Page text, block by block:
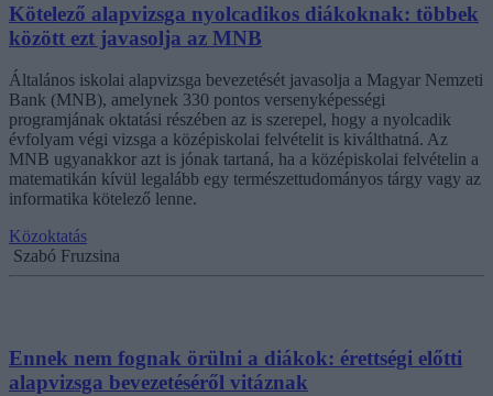
Kötelező alapvizsga nyolcadikos diákoknak: többek
között ezt javasolja az MNB
Általános iskolai alapvizsga bevezetését javasolja a Magyar Nemzeti
Bank (MNB), amelynek 330 pontos versenyképességi
programjának oktatási részében az is szerepel, hogy a nyolcadik
évfolyam végi vizsga a középiskolai felvételit is kiválthatná. Az
MNB ugyanakkor azt is jónak tartaná, ha a középiskolai felvételin a
matematikán kívül legalább egy természettudományos tárgy vagy az
informatika kötelező lenne.
Közoktatás
Szabó Fruzsina
Ennek nem fognak örülni a diákok: érettségi előtti
alapvizsga bevezetéséről vitáznak